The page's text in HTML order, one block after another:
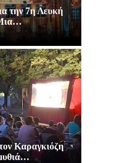
την 7η Λευκή
Καραγκιόζη